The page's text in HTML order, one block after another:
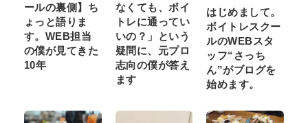
ールの裏側】ち
ょっと語りま
す。WEB担当
の僕が見てきた
10年
なくても、ボイ
トレに通ってい
いの？」という
疑問に、元プロ
志向の僕が答え
ます
はじめまして。
ボイトレスクー
ルのWEBスタ
ッフ“さっち
ん”がブログを
始めます。